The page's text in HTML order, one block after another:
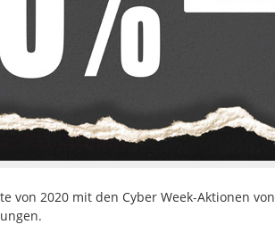
von 2020 mit den Cyber Week-Aktionen von